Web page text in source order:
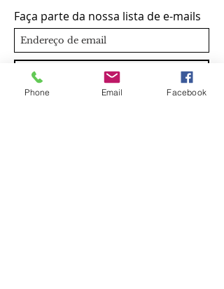
Faça parte da nossa lista de e-mails
Phone Email Facebook